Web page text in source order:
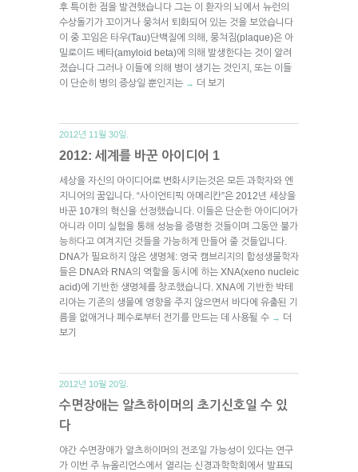
후 특이한 점을 발견했습니다 그는 이 환자의 뇌에서 뉴런의
수상돌기가 꼬이거나 뭉쳐서 퇴화되어 있는 것을 보았습니다
이 중 꼬임은 타우(Tau)단백질에 의해, 뭉쳐짐(plaque)은 아
밀로이드 베타(amyloid beta)에 의해 발생한다는 것이 알려
졌습니다 그러나 이들에 의해 병이 생기는 것인지, 또는 이들
이 단순히 병의 증상일 뿐인지는 → 더 보기
2012년 11월 30일.
2012: 세계를 바꾼 아이디어 1
세상을 자신의 아이디어로 변화시키는것은 모든 과학자와 엔
지니어의 꿈입니다. “사이언티픽 아메리칸”은 2012년 세상을
바꾼 10개의 혁신을 선정했습니다. 이들은 단순한 아이디어가
아니라 이미 실험을 통해 성능을 증명한 것들이며 그동안 불가
능하다고 여겨지던 것들을 가능하게 만들어 줄 것들입니다.
DNA가 필요하지 않은 생명체: 영국 캠브리지의 합성생물학자
들은 DNA와 RNA의 역할을 동시에 하는 XNA(xeno nucleic
acid)에 기반한 생명체를 창조했습니다. XNA에 기반한 박테
리아는 기존의 생물에 영향을 주지 않으면서 바다에 유출된 기
름을 없애거나 폐수로부터 전기를 만드는 데 사용될 수 → 더
보기
2012년 10월 20일.
수면장애는 알츠하이머의 초기신호일 수 있
다
야간 수면장애가 알츠하이머의 전조일 가능성이 있다는 연구
가 이번 주 뉴올리언스에서 열리는 신경과학학회에서 발표되